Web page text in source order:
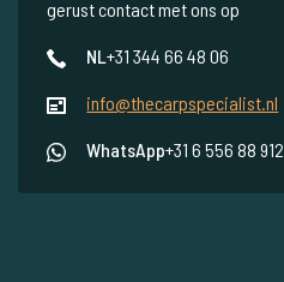
gerust contact met ons op
NL+31 344 66 48 06
info@thecarpspecialist.nl
WhatsApp+31 6 556 88 912